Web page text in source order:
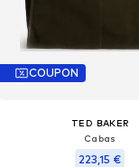
COUPON
TED BAKER
Cabas
223,15 €